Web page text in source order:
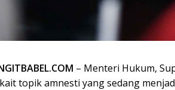
– Menteri Hukum,
topik amnesti yang sedang